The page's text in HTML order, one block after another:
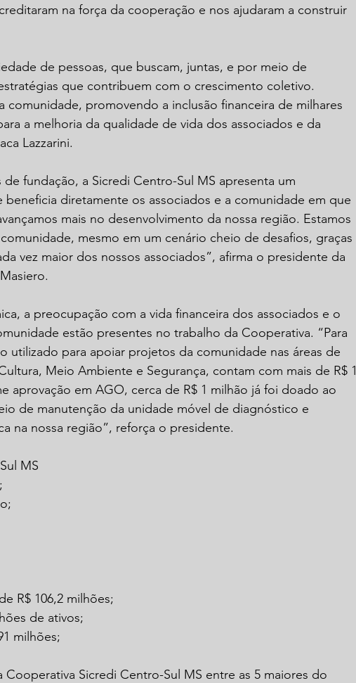
na força da cooperação e nos ajudaram a construir
de pessoas, que buscam, juntas, e por meio de
que contribuem com o crescimento coletivo.
comunidade, promovendo a inclusão financeira de milhares
a melhoria da qualidade de vida dos associados e da
Lazzarini.
fundação, a Sicredi Centro-Sul MS apresenta um
diretamente os associados e a comunidade em que
mais no desenvolvimento da nossa região. Estamos
mesmo em um cenário cheio de desafios, graças
vez maior dos nossos associados”, afirma o presidente da
a preocupação com a vida financeira dos associados e o
estão presentes no trabalho da Cooperativa. “Para
utilizado para apoiar projetos da comunidade nas áreas de
Meio Ambiente e Segurança, contam com mais de R$ 1
aprovação em AGO, cerca de R$ 1 milhão já foi doado ao
de manutenção da unidade móvel de diagnóstico e
na nossa região”, reforça o presidente.
MS
R$ 106,2 milhões;
de ativos;
milhões;
Cooperativa Sicredi Centro-Sul MS entre as 5 maiores do